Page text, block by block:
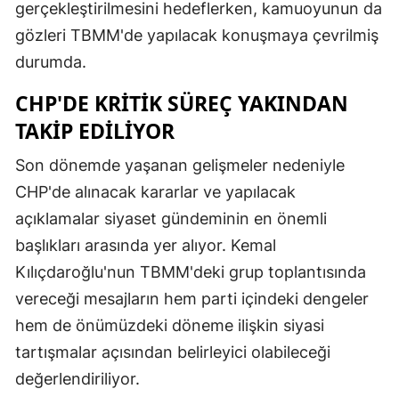
gerçekleştirilmesini hedeflerken, kamuoyunun da
gözleri TBMM'de yapılacak konuşmaya çevrilmiş
durumda.
CHP'DE KRITIK SÜREÇ YAKINDAN
TAKIP EDILIYOR
Son dönemde yaşanan gelişmeler nedeniyle
CHP'de alınacak kararlar ve yapılacak
açıklamalar siyaset gündeminin en önemli
başlıkları arasında yer alıyor. Kemal
Kılıçdaroğlu'nun TBMM'deki grup toplantısında
vereceği mesajların hem parti içindeki dengeler
hem de önümüzdeki döneme ilişkin siyasi
tartışmalar açısından belirleyici olabileceği
değerlendiriliyor.